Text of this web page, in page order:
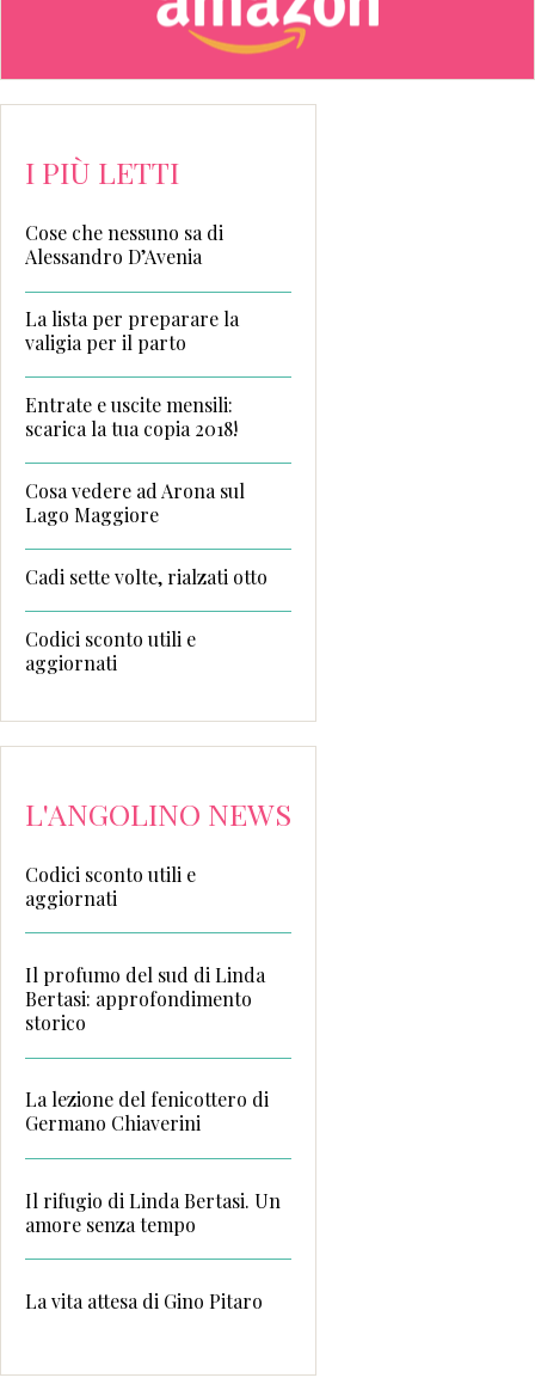
I PIÙ LETTI
Cose che nessuno sa di
Alessandro D’Avenia
La lista per preparare la
valigia per il parto
Entrate e uscite mensili:
scarica la tua copia 2018!
Cosa vedere ad Arona sul
Lago Maggiore
Cadi sette volte, rialzati otto
Codici sconto utili e
aggiornati
L'ANGOLINO NEWS
Codici sconto utili e
aggiornati
Il profumo del sud di Linda
Bertasi: approfondimento
storico
La lezione del fenicottero di
Germano Chiaverini
Il rifugio di Linda Bertasi. Un
amore senza tempo
La vita attesa di Gino Pitaro